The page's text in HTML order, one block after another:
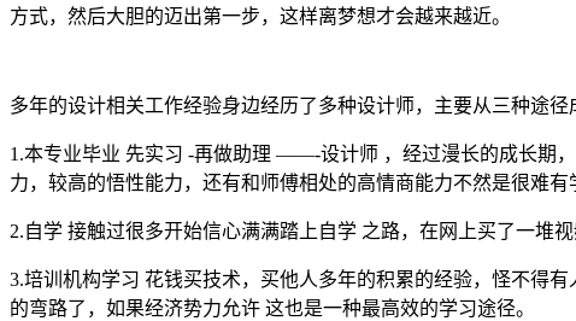
方式，然后大胆的迈出第一步，这样离梦想才会越来越近。
多年的设计相关工作经验身边经历了多种设计师，主要从三种途径
1.本专业毕业 先实习 -再做助理 ——-设计师 ，经过漫长的成长期
力，较高的悟性能力，还有和师傅相处的高情商能力不然是很难有
2.自学 接触过很多开始信心满满踏上自学 之路，在网上买了一堆
3.培训机构学习 花钱买技术，买他人多年的积累的经验，怪不得
的弯路了，如果经济势力允许 这也是一种最高效的学习途径。